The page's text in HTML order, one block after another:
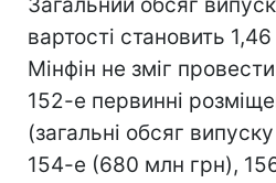
вартості становить
Мінфін не зміг
152-е первинні
(загальні обсяг
154-е (680 млн грн),